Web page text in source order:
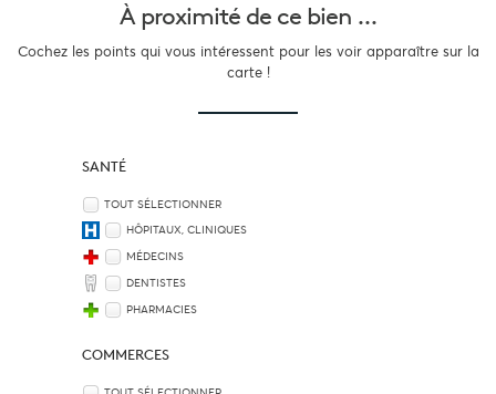
À proximité de ce bien ...
Cochez les points qui vous intéressent pour les voir apparaître sur la
carte !
SANTÉ
TOUT SÉLECTIONNER
HÔPITAUX, CLINIQUES
MÉDECINS
DENTISTES
PHARMACIES
COMMERCES